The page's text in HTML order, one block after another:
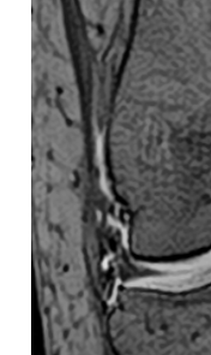
治療
※上記電話番号を
電話受付時間：月